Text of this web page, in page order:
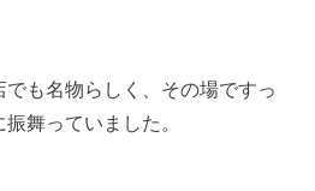
も名物らしく、その場ですっ
舞っていました。